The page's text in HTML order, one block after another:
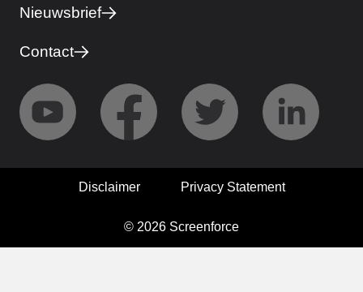
Nieuwsbrief
Contact
© 2026 Screenforce
Disclaimer Privacy Statement